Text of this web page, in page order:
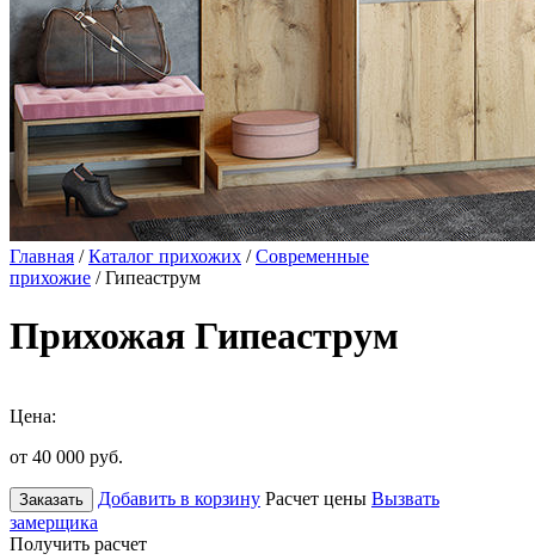
Главная /Каталог прихожих /Современные
прихожие / Гипеаструм
Прихожая Гипеаструм
Цена:
от 40 000 руб.
Заказать Добавить в корзину Расчет цены Вызвать
замерщика
Получить расчет